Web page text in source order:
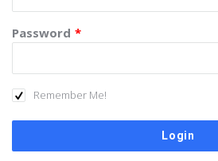
Password *
Remember Me!